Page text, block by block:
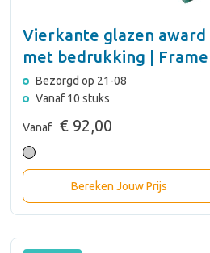
Vierkante glazen award
met bedrukking | Frame
Bezorgd op 21-08
Vanaf 10 stuks
Vanaf € 92,00
Bereken Jouw Prijs